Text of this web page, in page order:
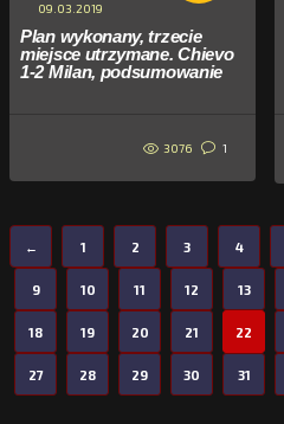
09.03.2019
Plan wykonany, trzecie
miejsce utrzymane. Chievo
1-2 Milan, podsumowanie
3076 1
← 1 2 3 4
9 10 11 12 13
18 19 20 21 22
27 28 29 30 31